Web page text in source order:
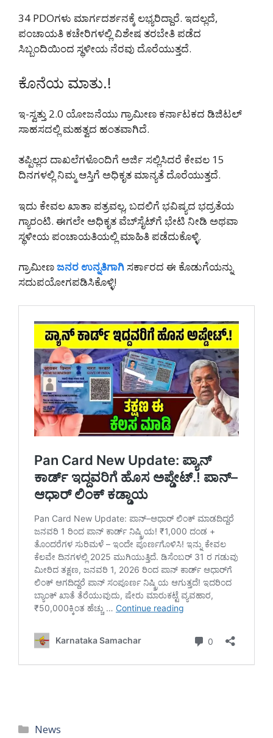
34 PDOಗಳು ಮಾರ್ಗದರ್ಶನಕ್ಕೆ ಲಭ್ಯರಿದ್ದಾರೆ. ಇದಲ್ಲದೆ,
ಪಂಚಾಯತಿ ಕಚೇರಿಗಳಲ್ಲಿ ವಿಶೇಷ ತರಬೇತಿ ಪಡೆದ
ಸಿಬ್ಬಂದಿಯಿಂದ ಸ್ಥಳೀಯ ನೆರವು ದೊರೆಯುತ್ತದೆ.
ಕೊನೆಯ ಮಾತು.!
ಇ-ಸ್ವತ್ತು 2.0 ಯೋಜನೆಯು ಗ್ರಾಮೀಣ ಕರ್ನಾಟಕದ ಡಿಜಿಟಲ್
ಸಾಹಸದಲ್ಲಿ ಮಹತ್ವದ ಹಂತವಾಗಿದೆ.
ತಪ್ಪಿಲ್ಲದ ದಾಖಲೆಗಳೊಂದಿಗೆ ಅರ್ಜಿ ಸಲ್ಲಿಸಿದರೆ ಕೇವಲ 15
ದಿನಗಳಲ್ಲಿ ನಿಮ್ಮ ಆಸ್ತಿಗೆ ಅಧಿಕೃತ ಮಾನ್ಯತೆ ದೊರೆಯುತ್ತದೆ.
ಇದು ಕೇವಲ ಖಾತಾ ಪತ್ರವಲ್ಲ, ಬದಲಿಗೆ ಭವಿಷ್ಯದ ಭದ್ರತೆಯ
ಗ್ಯಾರಂಟಿ. ಈಗಲೇ ಅಧಿಕೃತ ವೆಬ್‌ಸೈಟ್‌ಗೆ ಭೇಟಿ ನೀಡಿ ಅಥವಾ
ಸ್ಥಳೀಯ ಪಂಚಾಯತಿಯಲ್ಲಿ ಮಾಹಿತಿ ಪಡೆದುಕೊಳ್ಳಿ.
ಗ್ರಾಮೀಣಜನರ ಉನ್ನತಿಗಾಗಿ ಸರ್ಕಾರದ ಈ ಕೊಡುಗೆಯನ್ನು
ಸದುಪಯೋಗಪಡಿಸಿಕೊಳ್ಳಿ!
Categories
News